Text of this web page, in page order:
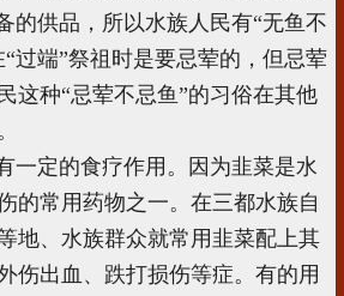
的供品，所以水族人民有“无鱼不
过端”祭祖时是要忌荤的，但忌荤
这种“忌荤不忌鱼”的习俗在其他
定的食疗作用。因为韭菜是水
的常用药物之一。在三都水族自
地、水族群众就常用韭菜配上其
伤出血、跌打损伤等症。有的用